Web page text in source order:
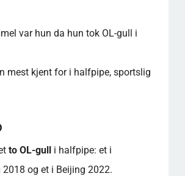
var hun da hun tok OL-gull i
mest kjent for i halfpipe, sportslig
to OL-gulli halfpipe: et i
2018 og et i Beijing 2022.